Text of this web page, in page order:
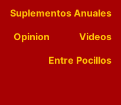
Suplementos Anuales
Opinion
Videos
Entre Pocillos